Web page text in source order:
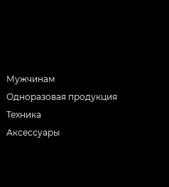
Мужчинам
Одноразовая продукция
Техника
Аксессуары